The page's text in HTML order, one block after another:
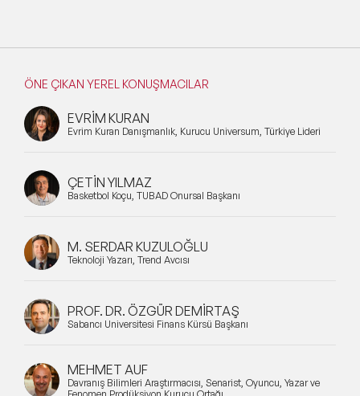
ÖNE ÇIKAN YEREL KONUŞMACILAR
EVRİM KURAN
Evrim Kuran Danışmanlık, Kurucu Universum, Türkiye Lideri
ÇETİN YILMAZ
Basketbol Koçu, TÜBAD Onursal Başkanı
M. SERDAR KUZULOĞLU
Teknoloji Yazarı, Trend Avcısı
PROF. DR. ÖZGÜR DEMİRTAŞ
Sabancı Üniversitesi Finans Kürsü Başkanı
MEHMET AUF
Davranış Bilimleri Araştırmacısı, Senarist, Oyuncu, Yazar ve